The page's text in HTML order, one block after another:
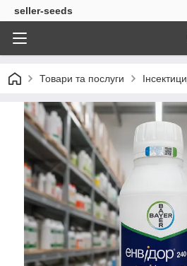
seller-seeds
Товари та послуги